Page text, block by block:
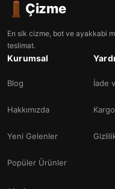
Çizme
En sik cizme, bot ve ayakkabi
teslimat.
Kurumsal
Blog
Hakkımızda
Yeni Gelenler
Popüler Ürünler
İade